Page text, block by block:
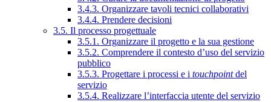
3.4.3. Organizzare tavoli tecnici collaborativi
3.4.4. Prendere decisioni
3.5. Il processo progettuale
3.5.1. Organizzare il progetto e la sua gestione
3.5.2. Comprendere il contesto d’uso del servizio
pubblico
3.5.3. Progettare i processi e i touchpointdel
servizio
3.5.4. Realizzare l’interfaccia utente del servizio